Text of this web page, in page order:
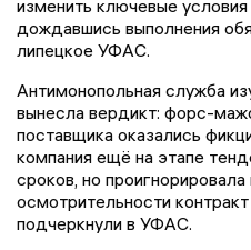
изменить ключевые условия
дождавшись выполнения
липецкое УФАС.
Антимонопольная служба
вынесла вердикт: форс-
поставщика оказались
компания ещё на этапе
сроков, но
осмотрительности
подчеркнули в УФАС.